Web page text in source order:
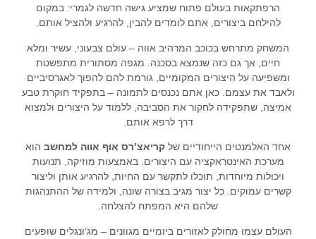
הרפתקאות בעולם פתוח שמציע גישה חדשה לגמרי: במקום
להילחם ביצורים, אתם לומדים להבין, להרגיע ולהציל אותם.
המשחק מתרחש בכוכב המרהיב אווה – עולם צבעוני, עשיר ומלא
חיים, אך גם כזה שנמצא בסכנה. מגפה מסתורית מתפשטת
ומשפיעה על היצורים המקומיים, גורמת להם להפוך לאגרסיביים
ולאבד את עצמם. כאן אתם נכנסים לתמונה – בתפקיד חוקרת טבע
אמיצה, שתפקידה לחקור את הסביבה, ללמוד על היצורים ולמצוא
דרך לרפא אותם.
אחד האלמנטים הייחודיים של קריאצ’רס אוף אווה למחשב הוא
מערכת האינטראקציה עם היצורים. באמצעות מוזיקה, תנועות
ויכולות מיוחדות, תוכלו לתקשר עם החיות, להרגיע אותן וליצור
קשרים עמוקים. כל יצור מגיב בצורה שונה, ולמידה של ההתנהגות
שלהם היא המפתח להצלחה.
העולם עצמו מחולק לאזורים ביומיים מגוונים – מג’ונגלים שופעים